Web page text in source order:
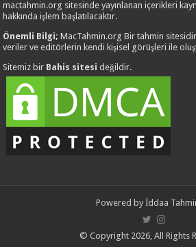
mactahmin.org sitesinde yayınlanan içerikleri
hakkında işlem başlatılacaktır.
Önemli Bilgi;MacTahmin.org Bir tahmin
veriler ve editörlerin kendi kişisel görüşleri ile
Sitemiz bir Bahis sitesi değildir.
Powered by İddaa
© Copyright 2026, All Rights